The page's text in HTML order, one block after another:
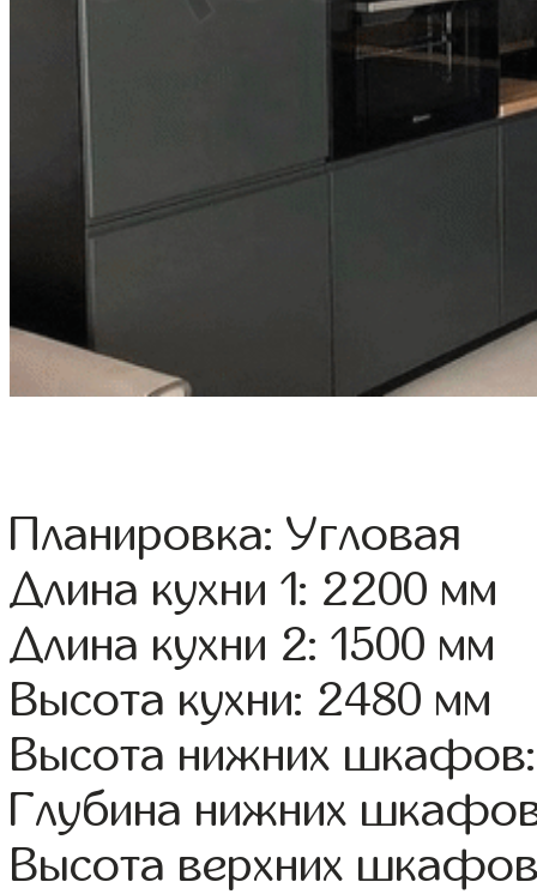
Планировка: Угловая
Длина кухни 1: 2200 мм
Длина кухни 2: 1500 мм
Высота кухни: 2480 мм
Высота нижних
Глубина нижних
Высота верхних